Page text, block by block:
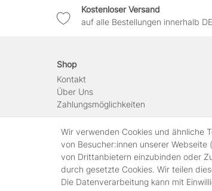
Kostenloser Versand
auf alle Bestellungen innerhalb
Shop
Kontakt
Über Uns
Zahlungsmöglichkeiten
Wir verwenden Cookies und ähnliche
von Besucher:innen unserer Webseite
von Drittanbietern einzubinden oder
durch gesetzte Cookies. Wir teilen
Die Datenverarbeitung kann mit